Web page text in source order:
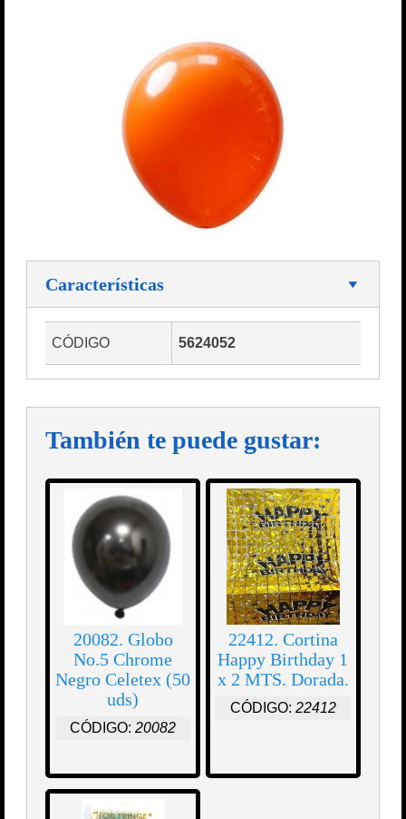
Características
CÓDIGO 5624052
También te puede gustar:
20082. Globo
No.5 Chrome
Negro Celetex (50
uds)
CÓDIGO: 20082
22412. Cortina
Happy Birthday 1
x 2 MTS. Dorada.
CÓDIGO: 22412